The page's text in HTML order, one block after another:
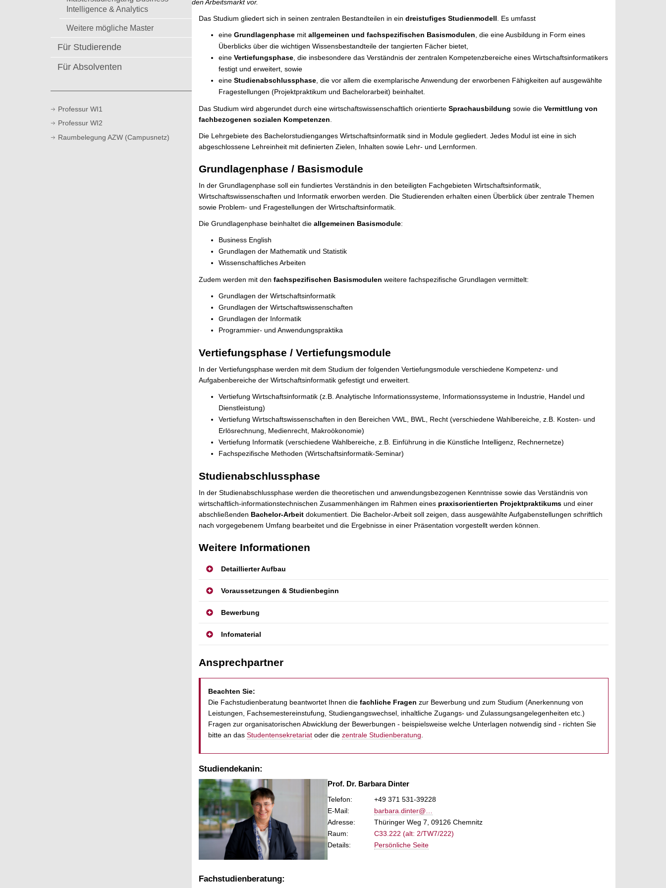
Intelligence & Analytics
Weitere mögliche Master
Für Studierende
Für Absolventen
Professur WI1
Professur WI2
Raumbelegung AZW (Campusnetz)
den Arbeitsmarkt vor.
Das Studium gliedert sich in seinen zentralen Bestandteilen in ein dreistufiges Studienmodell . Es umfasst
eine Grundlagenphase mit allgemeinen und fachspezifischen Basismodulen , die eine Ausbildung in Form eines
Überblicks über die wichtigen Wissensbestandteile der tangierten Fächer bietet,
eine Vertiefungsphase , die insbesondere das Verständnis der zentralen Kompetenzbereiche eines Wirtschaftsinformatikers
festigt und erweitert, sowie
eine Studienabschlussphase , die vor allem die exemplarische Anwendung der erworbenen Fähigkeiten auf ausgewählte
Fragestellungen (Projektpraktikum und Bachelorarbeit) beinhaltet.
Das Studium wird abgerundet durch eine wirtschaftswissenschaftlich orientierte Sprachausbildung sowie die Vermittlung von
fachbezogenen sozialen Kompetenzen
Die Lehrgebiete des Bachelorstudienganges Wirtschaftsinformatik sind in Module gegliedert. Jedes Modul ist eine in sich
abgeschlossene Lehreinheit mit definierten Zielen, Inhalten sowie Lehr- und Lernformen.
Grundlagenphase / Basismodule
In der Grundlagenphase soll ein fundiertes Verständnis in den beteiligten Fachgebieten Wirtschaftsinformatik,
Wirtschaftswissenschaften und Informatik erworben werden. Die Studierenden erhalten einen Überblick über zentrale Themen
sowie Problem- und Fragestellungen der Wirtschaftsinformatik.
Die Grundlagenphase beinhaltet die allgemeinen Basismodule:
Business English
Grundlagen der Mathematik und Statistik
Wissenschaftliches Arbeiten
Zudem werden mit den fachspezifischen Basismodulen weitere fachspezifische Grundlagen vermittelt:
Grundlagen der Wirtschaftsinformatik
Grundlagen der Wirtschaftswissenschaften
Grundlagen der Informatik
Programmier- und Anwendungspraktika
Vertiefungsphase / Vertiefungsmodule
In der Vertiefungsphase werden mit dem Studium der folgenden Vertiefungsmodule verschiedene Kompetenz- und
Aufgabenbereiche der Wirtschaftsinformatik gefestigt und erweitert.
Vertiefung Wirtschaftsinformatik (z.B. Analytische Informationssysteme, Informationssysteme in Industrie, Handel und
Dienstleistung)
Vertiefung Wirtschaftswissenschaften in den Bereichen VWL, BWL, Recht (verschiedene Wahlbereiche, z.B. Kosten- und
Erlösrechnung, Medienrecht, Makroökonomie)
Vertiefung Informatik (verschiedene Wahlbereiche, z.B. Einführung in die Künstliche Intelligenz, Rechnernetze)
Fachspezifische Methoden (Wirtschaftsinformatik-Seminar)
Studienabschlussphase
In der Studienabschlussphase werden die theoretischen und anwendungsbezogenen Kenntnisse sowie das Verständnis von
wirtschaftlich-informationstechnischen Zusammenhängen im Rahmen eines praxisorientierten Projektpraktikums und einer
abschließenden Bachelor-Arbeit dokumentiert. Die Bachelor-Arbeit soll zeigen, dass ausgewählte Aufgabenstellungen schriftlich
nach vorgegebenem Umfang bearbeitet und die Ergebnisse in einer Präsentation vorgestellt werden können.
Weitere Informationen
Detaillierter Aufbau
Voraussetzungen & Studienbeginn
Bewerbung
Infomaterial
Ansprechpartner
Beachten Sie:
Die Fachstudienberatung beantwortet Ihnen die fachliche Fragen zur Bewerbung und zum Studium (Anerkennung von
Leistungen, Fachsemestereinstufung, Studiengangswechsel, inhaltliche Zugangs- und Zulassungsangelegenheiten etc.)
Fragen zur organisatorischen Abwicklung der Bewerbungen - beispielsweise welche Unterlagen notwendig sind - richten Sie
bitte an das Studentensekretariat oder die zentrale Studienberatung
Studiendekanin:
Prof. Dr. Barbara Dinter
Telefon:
+49 371 531-39228
E-Mail:
barbara.dinter@…
Adresse:
Thüringer Weg 7, 09126 Chemnitz
Raum:
C33.222 (alt: 2/TW7/222)
Details:
Persönliche Seite
Fachstudienberatung: